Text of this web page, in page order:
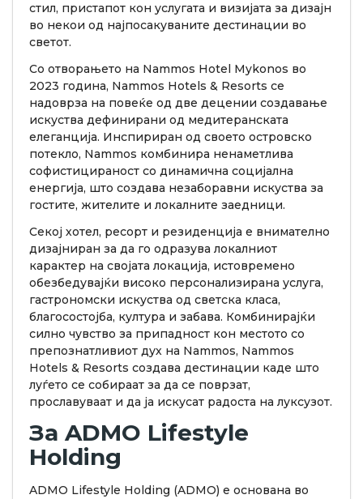
стил, пристапот кон услугата и визијата за дизајн
во некои од најпосакуваните дестинации во
светот.
Со отворањето на Nammos Hotel Mykonos во
2023 година, Nammos Hotels & Resorts се
надоврза на повеќе од две децении создавање
искуства дефинирани од медитеранската
елеганција. Инспириран од своето островско
потекло, Nammos комбинира ненаметлива
софистицираност со динамична социјална
енергија, што создава незаборавни искуства за
гостите, жителите и локалните заедници.
Секој хотел, ресорт и резиденција е внимателно
дизајниран за да го одразува локалниот
карактер на својата локација, истовремено
обезбедувајќи високо персонализирана услуга,
гастрономски искуства од светска класа,
благосостојба, култура и забава. Комбинирајќи
силно чувство за припадност кон местото со
препознатливиот дух на Nammos, Nammos
Hotels & Resorts создава дестинации каде што
луѓето се собираат за да се поврзат,
прославуваат и да ја искусат радоста на луксузот.
За ADMO Lifestyle
Holding
ADMO Lifestyle Holding (ADMO) е основана во